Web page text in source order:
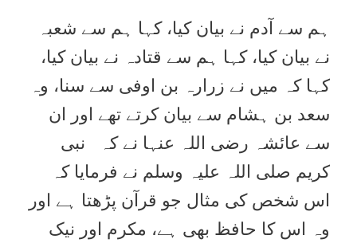
ہم سے آدم نے بیان کیا، کہا ہم سے شعبہ
نے بیان کیا، کہا ہم سے قتادہ نے بیان کیا،
کہا کہ میں نے زرارہ بن اوفی سے سنا، وہ
سعد بن ہشام سے بیان کرتے تھے اور ان
سے عائشہ رضی اللہ عنہا نے کہ نبی
کریم صلی اللہ علیہ وسلم نے فرمایا کہ
اس شخص کی مثال جو قرآن پڑھتا ہے اور
وہ اس کا حافظ بھی ہے، مکرم اور نیک